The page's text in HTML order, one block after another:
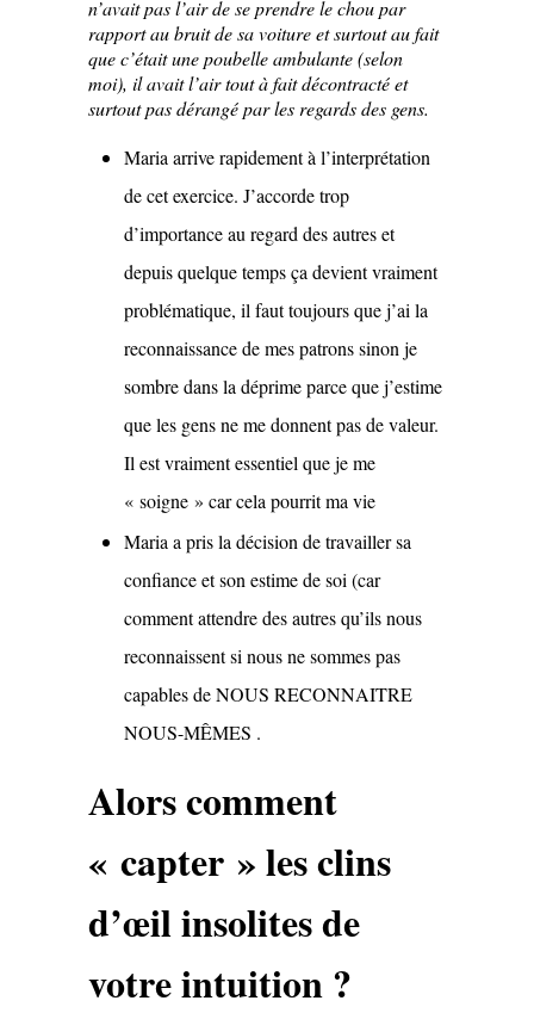
n’avait pas l’air de se prendre le chou par
rapport au bruit de sa voiture et surtout au fait
que c’était une poubelle ambulante (selon
moi), il avait l’air tout à fait décontracté et
surtout pas dérangé par les regards des gens.
Maria arrive rapidement à l’interprétation
de cet exercice. J’accorde trop
d’importance au regard des autres et
depuis quelque temps ça devient vraiment
problématique, il faut toujours que j’ai la
reconnaissance de mes patrons sinon je
sombre dans la déprime parce que j’estime
que les gens ne me donnent pas de valeur.
Il est vraiment essentiel que je me
« soigne » car cela pourrit ma vie
Maria a pris la décision de travailler sa
confiance et son estime de soi (car
comment attendre des autres qu’ils nous
reconnaissent si nous ne sommes pas
capables de NOUS RECONNAITRE
NOUS-MÊMES .
Alors comment
« capter » les clins
d’œil insolites de
votre intuition ?